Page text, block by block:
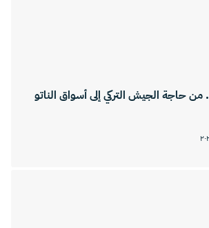
حاجة الجيش التركي إلى أسواق الناتو